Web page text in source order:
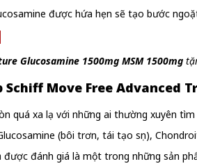
được hứa hẹn sẽ tạo bước
Glucosamine 1500mg MSM 1500mg
Schiff Move Free Advanced
quá xa lạ với những ai thường xuyên
(bôi trơn, tái tạo sụn),
được đánh giá là một trong những sản